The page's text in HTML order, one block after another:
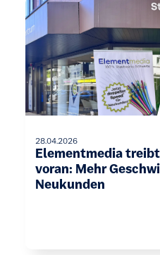
28.04.2026
Elementmedia
voran: Mehr
Neukunden